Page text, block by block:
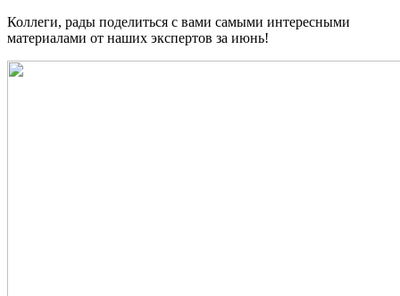
Коллеги, рады поделиться с вами самыми интересными
материалами от наших экспертов за июнь!